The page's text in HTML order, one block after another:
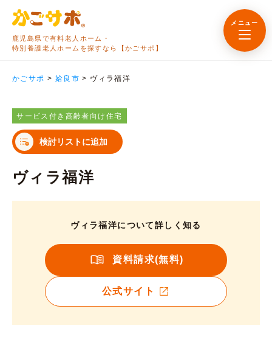
鹿児島県で有料老人ホーム・
特別養護老人ホームを探すなら【かごサポ】
メニュー
かごサポ > 姶良市 > ヴィラ福洋
サービス付き高齢者向け住宅
検討リストに追加
ヴィラ福洋
ヴィラ福洋について詳しく知る
資料請求(無料)
公式サイト